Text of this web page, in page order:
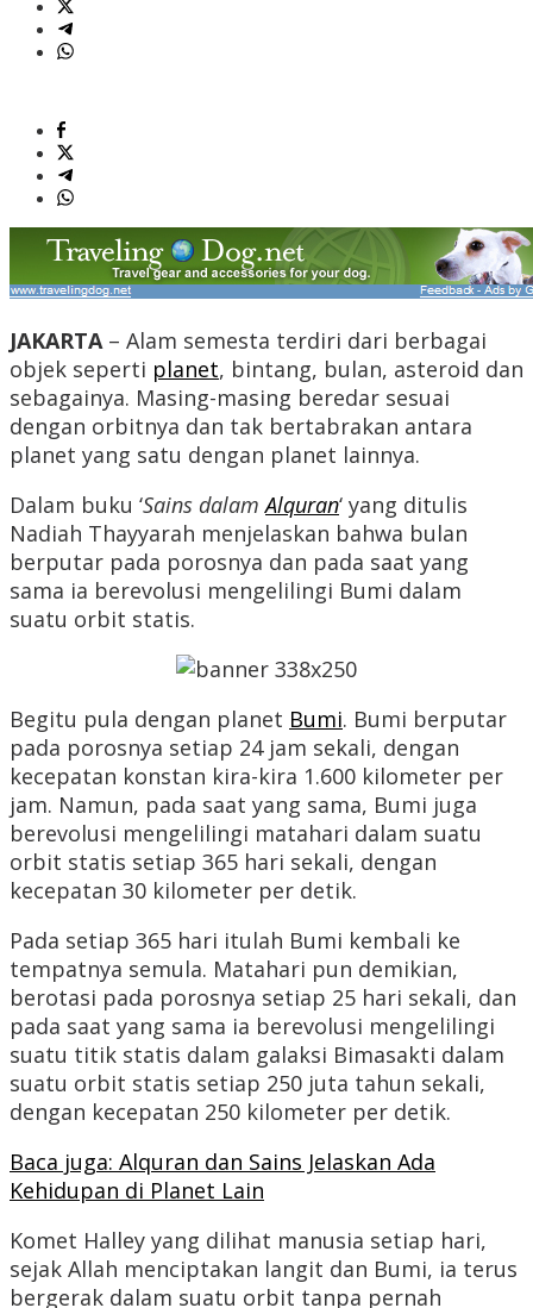
JAKARTA – Alam semesta terdiri dari berbagai
objek seperti planet, bintang, bulan, asteroid dan
sebagainya. Masing-masing beredar sesuai
dengan orbitnya dan tak bertabrakan antara
planet yang satu dengan planet lainnya.
Dalam buku ‘Sains dalamAlquran‘ yang ditulis
Nadiah Thayyarah menjelaskan bahwa bulan
berputar pada porosnya dan pada saat yang
sama ia berevolusi mengelilingi Bumi dalam
suatu orbit statis.
Begitu pula dengan planet Bumi. Bumi berputar
pada porosnya setiap 24 jam sekali, dengan
kecepatan konstan kira-kira 1.600 kilometer per
jam. Namun, pada saat yang sama, Bumi juga
berevolusi mengelilingi matahari dalam suatu
orbit statis setiap 365 hari sekali, dengan
kecepatan 30 kilometer per detik.
Pada setiap 365 hari itulah Bumi kembali ke
tempatnya semula. Matahari pun demikian,
berotasi pada porosnya setiap 25 hari sekali, dan
pada saat yang sama ia berevolusi mengelilingi
suatu titik statis dalam galaksi Bimasakti dalam
suatu orbit statis setiap 250 juta tahun sekali,
dengan kecepatan 250 kilometer per detik.
Baca juga: Alquran dan Sains Jelaskan Ada
Kehidupan di Planet Lain
Komet Halley yang dilihat manusia setiap hari,
sejak Allah menciptakan langit dan Bumi, ia terus
bergerak dalam suatu orbit tanpa pernah